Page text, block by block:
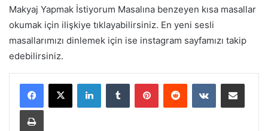
Makyaj Yapmak İstiyorum Masalına benzeyen kısa masallar
okumak için ilişkiye tıklayabilirsiniz. En yeni sesli
masallarımızı dinlemek için ise instagram sayfamızı takip
edebilirsiniz.
LinkedInTumblr PinterestReddit VKontakteE-Posta ile paylaş
Yazdır